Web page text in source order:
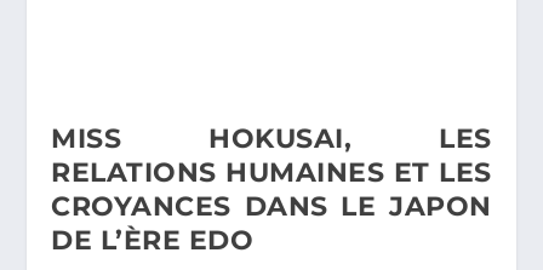
MISS HOKUSAI, LES
RELATIONS HUMAINES ET LES
CROYANCES DANS LE JAPON
DE L’ÈRE EDO